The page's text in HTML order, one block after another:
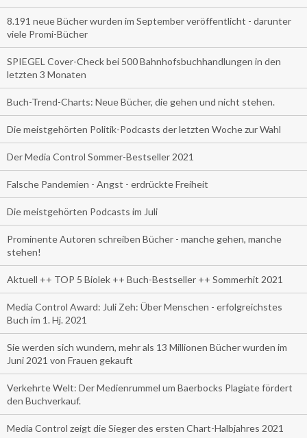
8.191 neue Bücher wurden im September veröffentlicht - darunter
viele Promi-Bücher
SPIEGEL Cover-Check bei 500 Bahnhofsbuchhandlungen in den
letzten 3 Monaten
Buch-Trend-Charts: Neue Bücher, die gehen und nicht stehen.
Die meistgehörten Politik-Podcasts der letzten Woche zur Wahl
Der Media Control Sommer-Bestseller 2021
Falsche Pandemien - Angst - erdrückte Freiheit
Die meistgehörten Podcasts im Juli
Prominente Autoren schreiben Bücher - manche gehen, manche
stehen!
Aktuell ++ TOP 5 Biolek ++ Buch-Bestseller ++ Sommerhit 2021
Media Control Award: Juli Zeh: Über Menschen - erfolgreichstes
Buch im 1. Hj. 2021
Sie werden sich wundern, mehr als 13 Millionen Bücher wurden im
Juni 2021 von Frauen gekauft
Verkehrte Welt: Der Medienrummel um Baerbocks Plagiate fördert
den Buchverkauf.
Media Control zeigt die Sieger des ersten Chart-Halbjahres 2021